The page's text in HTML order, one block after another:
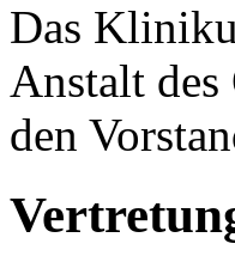
Das
Anstalt
den